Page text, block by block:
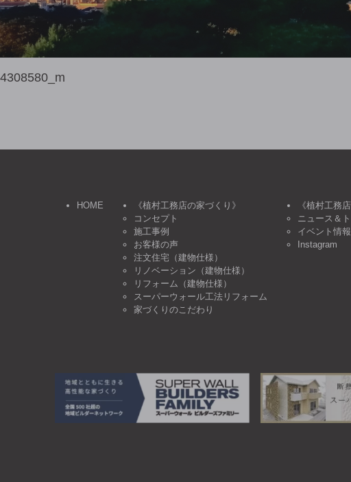
4308580_m
HOME
《植村工務店の家づくり》
コンセプト
施工事例
お客様の声
注文住宅（建物仕様）
リノベーション（建物仕様）
リフォーム（建物仕様）
スーパーウォール工法リフォーム
家づくりのこだわり
《植村工務
ニュース＆
イベント情報
Instagram